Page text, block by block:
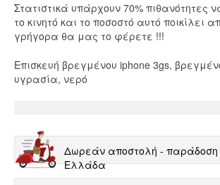
Στατιστικά υπάρχουν 70% πιθανότητες
το κινητό και το ποσοστό αυτό ποικίλει
γρήγορα θα μας το φέρετε !!!
Επισκευή βρεγμένου iphone 3gs,
υγρασία, νερό
Δωρεάν αποστολή - παράδοση
Ελλάδα